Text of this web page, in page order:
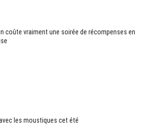
coûte vraiment une soirée de récompenses en
les moustiques cet été